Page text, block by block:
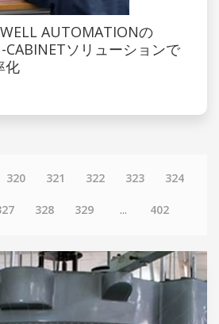
AUTOMATIONの
CABINETソリューションで
化
320 321 322 323 324
328 329 ... 402